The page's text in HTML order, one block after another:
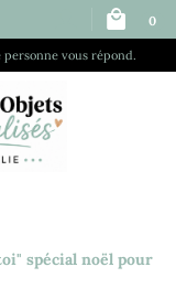
personne vous répond.
0
spécial noël pour